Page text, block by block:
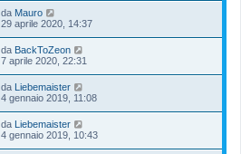
da Mauro
29 aprile 2020, 14:37
da BackToZeon
7 aprile 2020, 22:31
da Liebemaister
4 gennaio 2019, 11:08
da Liebemaister
4 gennaio 2019, 10:43